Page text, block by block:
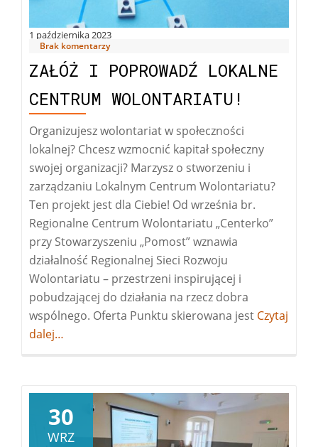
1 października 2023
Brak komentarzy
ZAŁÓŻ I POPROWADŹ LOKALNE
CENTRUM WOLONTARIATU!
Organizujesz wolontariat w społeczności
lokalnej? Chcesz wzmocnić kapitał społeczny
swojej organizacji? Marzysz o stworzeniu i
zarządzaniu Lokalnym Centrum Wolontariatu?
Ten projekt jest dla Ciebie! Od września br.
Regionalne Centrum Wolontariatu „Centerko”
przy Stowarzyszeniu „Pomost” wznawia
działalność Regionalnej Sieci Rozwoju
Wolontariatu – przestrzeni inspirującej i
pobudzającej do działania na rzecz dobra
wspólnego. Oferta Punktu skierowana jest Więcej
Lokalne
Centrum
Czytaj
dalej…
30
WRZ